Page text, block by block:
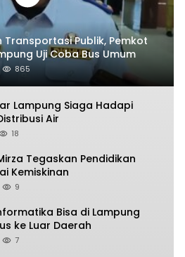
Transportasi Publik, Pemkot
Uji Coba Bus Umum
865
Lampung Siaga Hadapi
Air
18
Tegaskan Pendidikan
Kemiskinan
9
Bisa di Lampung
ke Luar Daerah
7